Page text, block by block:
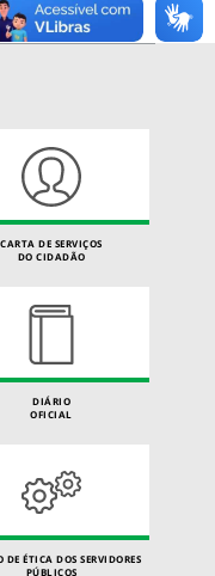
CARTA DE SERVIÇOS
DO CIDADÃO
DIÁRIO
OFICIAL
DE ÉTICA DOS SERVIDORES
PÚBLICOS